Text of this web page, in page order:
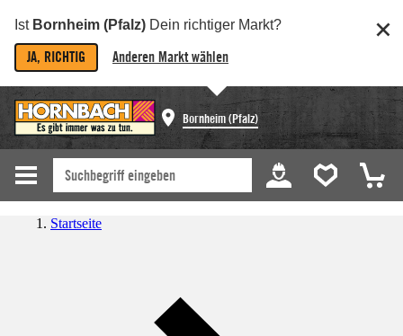
Ist Bornheim (Pfalz) Dein richtiger Markt?
JA, RICHTIG Anderen Markt wählen
Bornheim (Pfalz)
Startseite